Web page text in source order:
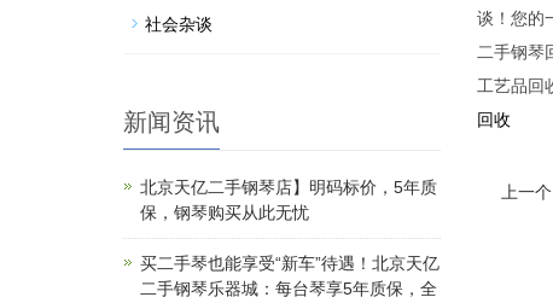
谈！您的
二手钢琴
工艺品回
回收
上一
社会杂谈
新闻资讯
北京天亿二手钢琴店】明码标价，5年质
保，钢琴购买从此无忧
买二手琴也能享受“新车”待遇！北京天亿
二手钢琴乐器城：每台琴享5年质保，全